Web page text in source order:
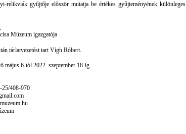
relikviák gyűjtője először mutatja be értékes gyűjteményének különleges
Múzeum igazgatója
tárlatvezetést tart Vígh Róbert.
május 6-tól 2022. szeptember 18-ig.
25/408-970